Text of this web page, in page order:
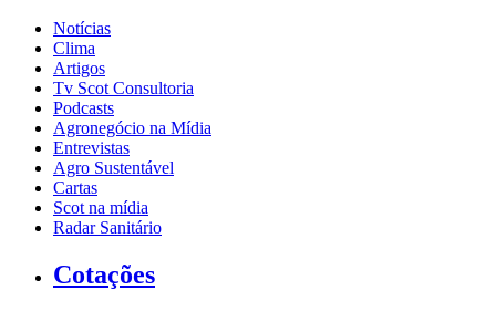
Notícias
Clima
Artigos
Tv Scot Consultoria
Podcasts
Agronegócio na Mídia
Entrevistas
Agro Sustentável
Cartas
Scot na mídia
Radar Sanitário
Cotações